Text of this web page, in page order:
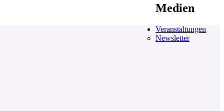
Medien
Veranstaltungen
Newsletter